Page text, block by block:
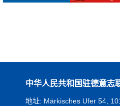
中华人民共和国驻德意志
地址: Märkisches Ufer 54,